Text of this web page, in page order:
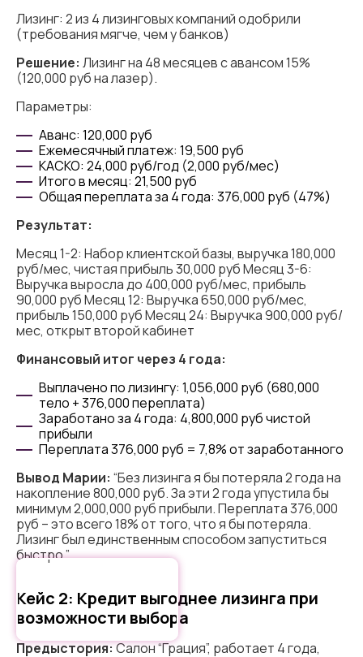
Лизинг: 2 из 4 лизинговых компаний одобрили
(требования мягче, чем у банков)
Решение: Лизинг на 48 месяцев с авансом 15%
(120,000 руб на лазер).
Параметры:
Аванс: 120,000 руб
Ежемесячный платеж: 19,500 руб
КАСКО: 24,000 руб/год (2,000 руб/мес)
Итого в месяц: 21,500 руб
Общая переплата за 4 года: 376,000 руб (47%)
Результат:
Месяц 1-2: Набор клиентской базы, выручка 180,000
руб/мес, чистая прибыль 30,000 руб Месяц 3-6:
Выручка выросла до 400,000 руб/мес, прибыль
90,000 руб Месяц 12: Выручка 650,000 руб/мес,
прибыль 150,000 руб Месяц 24: Выручка 900,000 руб/
мес, открыт второй кабинет
Финансовый итог через 4 года:
Выплачено по лизингу: 1,056,000 руб (680,000
тело + 376,000 переплата)
Заработано за 4 года: 4,800,000 руб чистой
прибыли
Переплата 376,000 руб = 7,8% от заработанного
Вывод Марии: “Без лизинга я бы потеряла 2 года на
накопление 800,000 руб. За эти 2 года упустила бы
минимум 2,000,000 руб прибыли. Переплата 376,000
руб – это всего 18% от того, что я бы потеряла.
Лизинг был единственным способом запуститься
быстро.”
Кейс 2: Кредит выгоднее лизинга при
возможности выбора
Предыстория:Салон “Грация”, работает 4 года,
Cookie - правилами